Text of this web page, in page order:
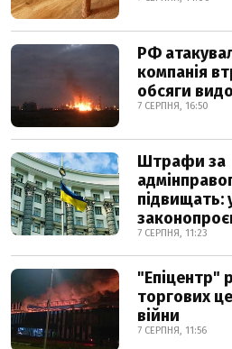
РФ
компанія
обсяги
7 СЕРПНЯ, 16:50
Штрафи за
підвищать:
7 СЕРПНЯ, 11:23
"Епіцентр"
торгових
війни
7 СЕРПНЯ, 11:56